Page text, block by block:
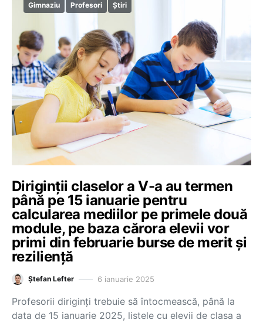
Gimnaziu Profesori Știri
Diriginții claselor a V-a au termen
până pe 15 ianuarie pentru
calcularea mediilor pe primele două
module, pe baza cărora elevii vor
primi din februarie burse de merit și
reziliență
Ștefan Lefter 6 ianuarie 2025
Profesorii diriginți trebuie să întocmească, până la
data de 15 ianuarie 2025, listele cu elevii de clasa a